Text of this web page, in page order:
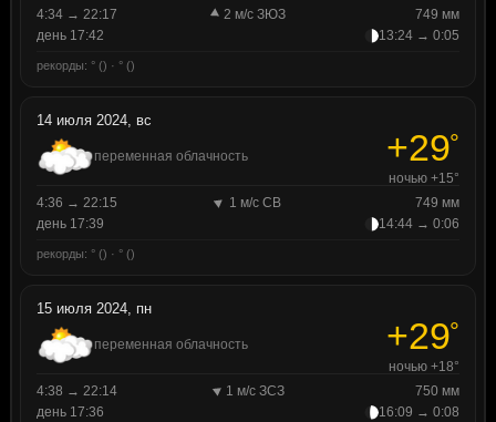
4:34 → 22:17
2 м/с ЗЮЗ
749 мм
день 17:42
13:24 → 0:05
рекорды: ° () · ° ()
14 июля 2024, вс
переменная облачность +29°
ночью +15°
4:36 → 22:15
1 м/с СВ
749 мм
день 17:39
14:44 → 0:06
рекорды: ° () · ° ()
15 июля 2024, пн
переменная облачность +29°
ночью +18°
4:38 → 22:14
1 м/с ЗСЗ
750 мм
день 17:36
16:09 → 0:08